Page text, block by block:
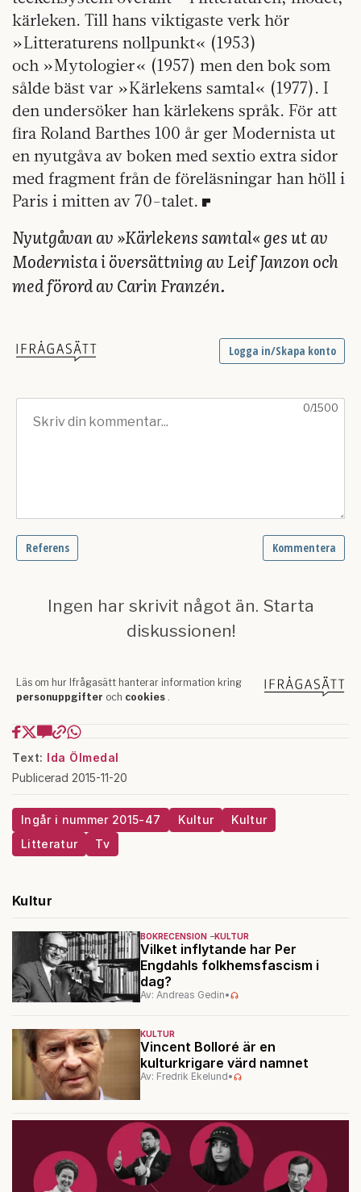
kärleken. Till hans viktigaste verk hör
»Litteraturens nollpunkt« (1953)
och »Mytologier« (1957) men den bok som
sålde bäst var »Kärlekens samtal« (1977). I
den undersöker han kärlekens språk. För att
fira Roland Barthes 100 år ger Modernista ut
en nyutgåva av boken med sextio extra sidor
med fragment från de föreläsningar han höll i
Paris i mitten av 70-talet.
Nyutgåvan av »Kärlekens samtal« ges ut av
Modernista i översättning av Leif Janzon och
med förord av Carin Franzén.
Text: Ida Ölmedal
Publicerad 2015-11-20
Ingår i nummer 2015-47 Kultur
Kultur
Litteratur
Tv
Kultur
BOKRECENSION KULTUR
Vilket inflytande har Per
Engdahls folkhemsfascism i
dag?
Av: Andreas Gedin•
KULTUR
Vincent Bolloré är en
kulturkrigare värd namnet
Av: Fredrik Ekelund•